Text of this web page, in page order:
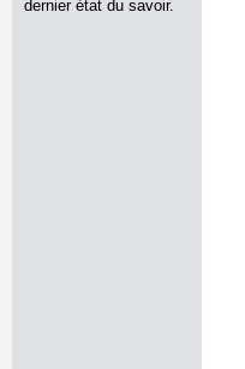
dernier état du savoir.